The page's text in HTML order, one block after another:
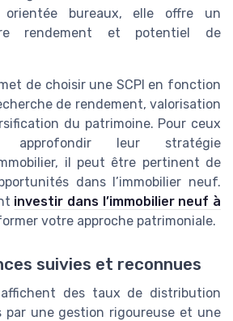
bureaux, elle offre un
rendement et potentiel de
de choisir une SCPI en fonction
de rendement, valorisation
du patrimoine. Pour ceux
approfondir leur stratégie
il peut être pertinent de
dans l’immobilier neuf.
investir dans l’immobilier neuf à
votre approche patrimoniale.
suivies et reconnues
affichent des taux de distribution
par une gestion rigoureuse et une